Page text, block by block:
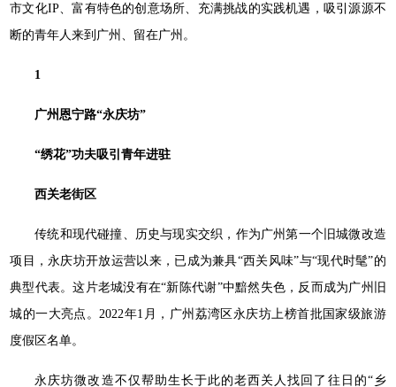
市文化IP、富有特色的创意场所、充满挑战的实践机遇，吸引源源不
断的青年人来到广州、留在广州。
1
广州恩宁路“永庆坊”
“绣花”功夫吸引青年进驻
西关老街区
传统和现代碰撞、历史与现实交织，作为广州第一个旧城微改造
项目，永庆坊开放运营以来，已成为兼具“西关风味”与“现代时髦”的
典型代表。这片老城没有在“新陈代谢”中黯然失色，反而成为广州旧
城的一大亮点。2022年1月，广州荔湾区永庆坊上榜首批国家级旅游
度假区名单。
永庆坊微改造不仅帮助生长于此的老西关人找回了往日的“乡